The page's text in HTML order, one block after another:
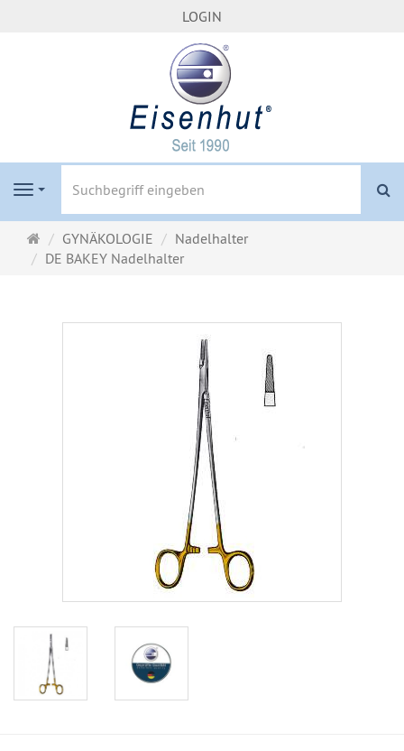
LOGIN
Navigation
Startseite
GYNÄKOLOGIE
Nadelhalter
DE BAKEY Nadelhalter